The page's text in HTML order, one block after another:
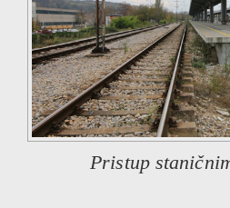
Pristup